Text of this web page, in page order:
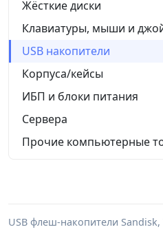
Жёсткие диски
Клавиатуры, мыши и
USB накопители
Корпуса/кейсы
ИБП и блоки питания
Сервера
Прочие компьютерные
USB флеш-накопители